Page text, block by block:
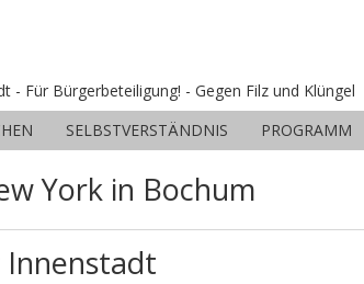
Für Bürgerbeteiligung! - Gegen Filz und Klüngel
SELBSTVERSTÄNDNIS PROGRAMM
York in Bochum
Innenstadt